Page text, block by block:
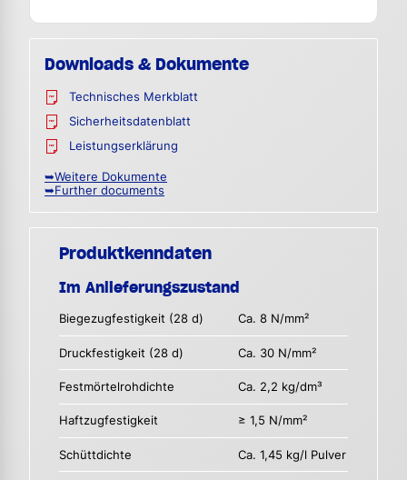
Downloads & Dokumente
Technisches Merkblatt
Sicherheitsdatenblatt
Leistungserklärung
➥Weitere Dokumente
➥Further documents
Produktkenndaten
Im Anlieferungszustand
Biegezugfestigkeit (28 d) Ca. 8 N/mm²
Druckfestigkeit (28 d) Ca. 30 N/mm²
Festmörtelrohdichte Ca. 2,2 kg/dm³
Haftzugfestigkeit ≥ 1,5 N/mm²
Schüttdichte Ca. 1,45 kg/l Pulver